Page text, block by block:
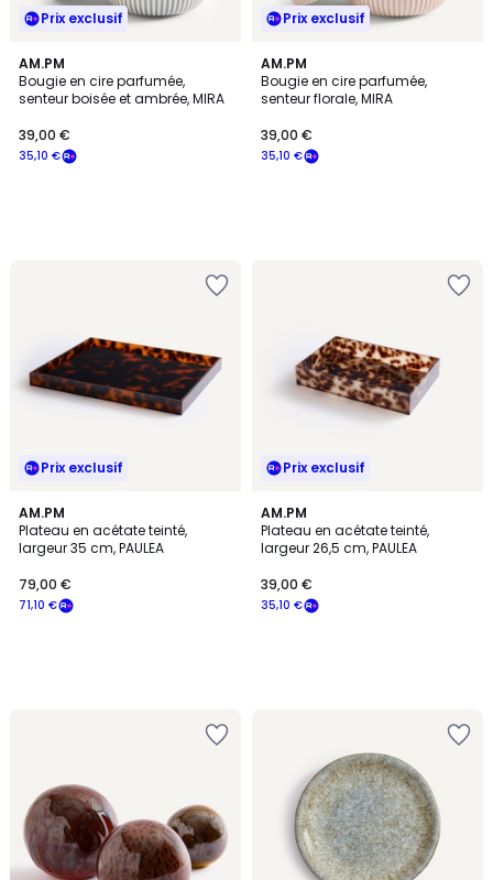
Prix exclusif
AM.PM
Bougie en cire parfumée,
senteur boisée et ambrée, MIRA
35,10 €
39,00 €
Prix exclusif
AM.PM
Bougie en cire parfumée,
senteur florale, MIRA
35,10 €
39,00 €
Prix exclusif
AM.PM
Plateau en acétate teinté,
largeur 35 cm, PAULEA
71,10 €
79,00 €
Prix exclusif
AM.PM
Plateau en acétate teinté,
largeur 26,5 cm, PAULEA
35,10 €
39,00 €